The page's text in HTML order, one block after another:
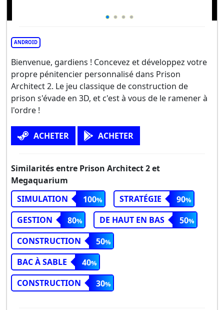
ANDROID
Bienvenue, gardiens ! Concevez et développez votre
propre pénitencier personnalisé dans Prison
Architect 2. Le jeu classique de construction de
prison s'évade en 3D, et c'est à vous de le ramener à
l'ordre !
ACHETER ACHETER
Similarités entre Prison Architect 2 et
Megaquarium
SIMULATION
100 STRATÉGIE
90
GESTION
80 DE HAUT EN BAS
50
CONSTRUCTION
50
BAC À SABLE
40
CONSTRUCTION
30